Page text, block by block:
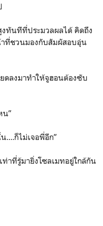
งทันทีที่ประมวลผลได้ คิดถึง
ที่ชวนมองกับสัมผัสอบอุ่น
ดลงมาทำให้จูฮอนต้องซับ
น”
....ก็ไม่เจอพี่อีก”
ท่าที่รู้มายิ่งโซลเมทอยู่ใกล้กัน